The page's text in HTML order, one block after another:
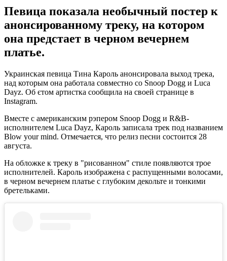
Певица показала необычный постер к
анонсированному треку, на котором
она предстает в черном вечернем
платье.
Украинская певица Тина Кароль анонсировала выход трека,
над которым она работала совместно со Snoop Dogg и Luca
Dayz. Об єтом артистка сообщила на своей странице в
Instagram.
Вместе с американским рэпером Snoop Dogg и R&B-
исполнителем Luca Dayz, Кароль записала трек под названием
Blow your mind. Отмечается, что релиз песни состоится 28
августа.
На обложке к треку в "рисованном" стиле появляются трое
исполнителей. Кароль изображена с распущенными волосами,
в черном вечернем платье с глубоким декольте и тонкими
бретельками.